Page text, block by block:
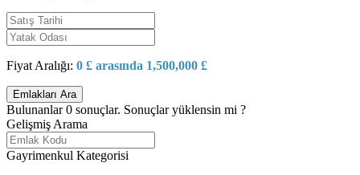
Fiyat Aralığı: 0 £ arasında 1,500,000 £
Bulunanlar0 sonuçlar. Sonuçlar yüklensin mi ?
Gelişmiş Arama
Gayrimenkul Kategorisi